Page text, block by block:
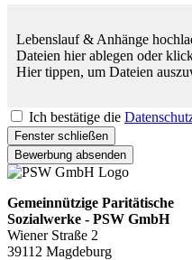
Lebenslauf & Anhänge
Dateien hier ablegen oder
Hier tippen, um Dateien
Ich bestätige die
Fenster schließen
Bewerbung absenden
Gemeinnützige Paritätische
Sozialwerke - PSW GmbH
Wiener Straße 2
39112 Magdeburg